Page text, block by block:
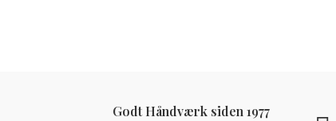
Godt Håndværk siden 1977